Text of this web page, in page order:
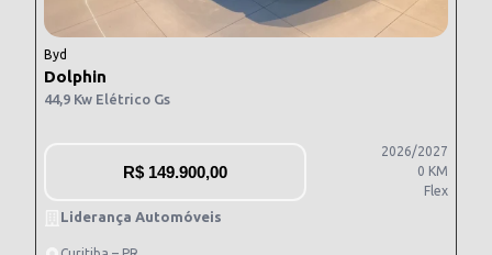
Byd
Dolphin
44,9 Kw Elétrico Gs
R$ 149.900,00
2026/2027
0 KM
Flex
Liderança Automóveis